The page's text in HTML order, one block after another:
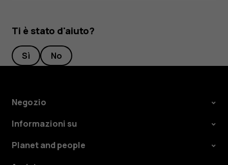
Ti è stato d'aiuto?
Sì No
Negozio
Informazioni su
Planet and people